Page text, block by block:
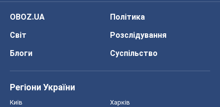
OBOZ.UA
Політика
Світ
Розслідування
Блоги
Суспільство
Регіони України
Київ Харків